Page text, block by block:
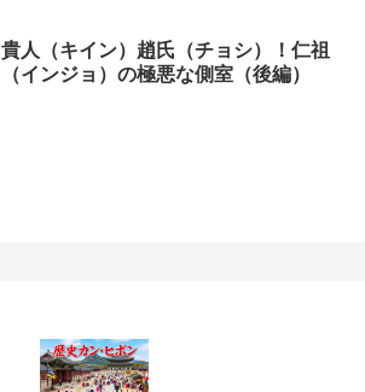
貴人（キイン）趙氏（チョシ）！仁祖
（インジョ）の極悪な側室（後編）